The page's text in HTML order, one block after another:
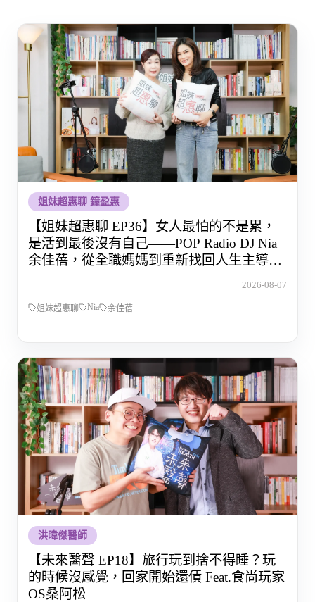
姐妹超惠聊 鐘盈惠
【姐妹超惠聊 EP36】女人最怕的不是累，
是活到最後沒有自己——POP Radio DJ Nia
余佳蓓，從全職媽媽到重新找回人生主導權
2026-08-07
姐妹超惠聊 Nia 余佳蓓
洪暐傑醫師
【未來醫聲 EP18】旅行玩到捨不得睡？玩
的時候沒感覺，回家開始還債 Feat.食尚玩家
OS桑阿松